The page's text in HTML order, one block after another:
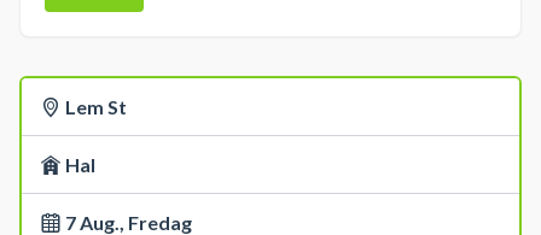
Lem St
Hal
7 Aug., Fredag